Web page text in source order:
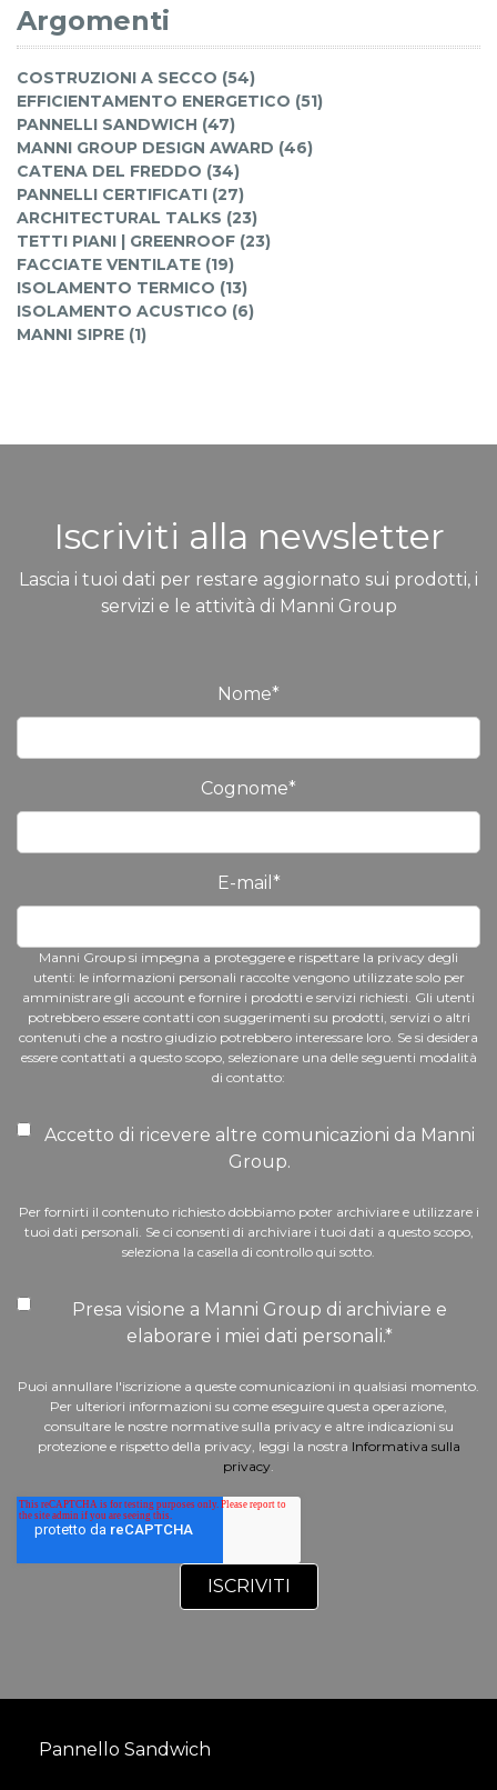
Argomenti
COSTRUZIONI A SECCO (54)
EFFICIENTAMENTO ENERGETICO (51)
PANNELLI SANDWICH (47)
MANNI GROUP DESIGN AWARD (46)
CATENA DEL FREDDO (34)
PANNELLI CERTIFICATI (27)
ARCHITECTURAL TALKS (23)
TETTI PIANI | GREENROOF (23)
FACCIATE VENTILATE (19)
ISOLAMENTO TERMICO (13)
ISOLAMENTO ACUSTICO (6)
MANNI SIPRE (1)
Iscriviti alla newsletter
Lascia i tuoi dati per restare aggiornato sui prodotti, i
servizi e le attività di Manni Group
Nome*
Cognome*
E-mail *
Manni Group si impegna a proteggere e rispettare la privacy degli
utenti: le informazioni personali raccolte vengono utilizzate solo per
amministrare gli account e fornire i prodotti e servizi richiesti. Gli utenti
potrebbero essere contatti con suggerimenti su prodotti, servizi o altri
contenuti che a nostro giudizio potrebbero interessare loro. Se si desidera
essere contattati a questo scopo, selezionare una delle seguenti modalità
di contatto:
Accetto di ricevere altre comunicazioni da Manni
Group.
Per fornirti il contenuto richiesto dobbiamo poter archiviare e utilizzare i
tuoi dati personali. Se ci consenti di archiviare i tuoi dati a questo scopo,
seleziona la casella di controllo qui sotto.
Presa visione a Manni Group di archiviare e
elaborare i miei dati personali.*
Puoi annullare l'iscrizione a queste comunicazioni in qualsiasi momento.
Per ulteriori informazioni su come eseguire questa operazione,
consultare le nostre normative sulla privacy e altre indicazioni su
protezione e rispetto della privacy, leggi la nostra Informativa sulla
privacy.
Pannello Sandwich